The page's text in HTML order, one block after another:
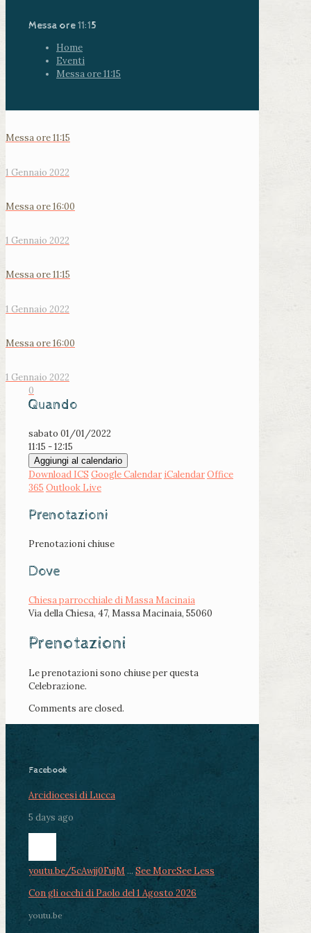
Messa ore 11:15
Home
Eventi
Messa ore 11:15
Messa ore 11:15
1 Gennaio 2022
Messa ore 16:00
1 Gennaio 2022
Messa ore 11:15
1 Gennaio 2022
Messa ore 16:00
1 Gennaio 2022
0
Quando
sabato 01/01/2022
11:15 - 12:15
Aggiungi al calendario
Download ICS Google Calendar iCalendarOffice
365 Outlook Live
Prenotazioni
Prenotazioni chiuse
Dove
Chiesa parrocchiale di Massa Macinaia
Via della Chiesa, 47, Massa Macinaia, 55060
Prenotazioni
Le prenotazioni sono chiuse per questa
Celebrazione.
Comments are closed.
Facebook
Arcidiocesi di Lucca
5 days ago
youtu.be/5cAwjj0FujM ... See MoreSee Less
Con gli occhi di Paolo del 1 Agosto 2026
youtu.be